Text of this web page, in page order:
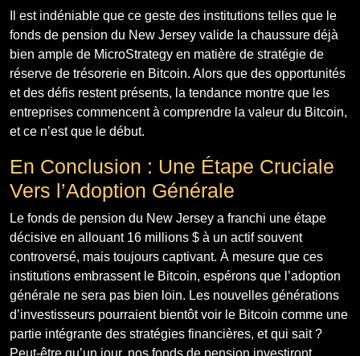
Il est indéniable que ce geste des institutions telles que le
fonds de pension du New Jersey valide la chaussure déjà
bien ample de MicroStrategy en matière de stratégie de
réserve de trésorerie en Bitcoin. Alors que des opportunités
et des défis restent présents, la tendance montre que les
entreprises commencent à comprendre la valeur du Bitcoin,
et ce n’est que le début.
En Conclusion : Une Étape Cruciale
Vers l’Adoption Générale
Le fonds de pension du New Jersey a franchi une étape
décisive en allouant 16 millions $ à un actif souvent
controversé, mais toujours captivant. À mesure que ces
institutions embrassent le Bitcoin, espérons que l’adoption
générale ne sera pas bien loin. Les nouvelles générations
d’investisseurs pourraient bientôt voir le Bitcoin comme une
partie intégrante des stratégies financières, et qui sait ?
Peut-être qu’un jour, nos fonds de pension investiront